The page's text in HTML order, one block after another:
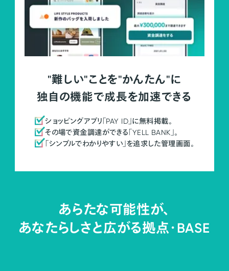
"難しい"ことを"かんたん"に
独自の機能で成長を加速できる
ショッピングアプリ「PAY ID」に無料掲載。
その場で資金調達ができる「YELL BANK」。
「シンプルでわかりやすい」を追求した管理画面。
あらたな可能性が、
あなたらしさと広がる拠点・BASE